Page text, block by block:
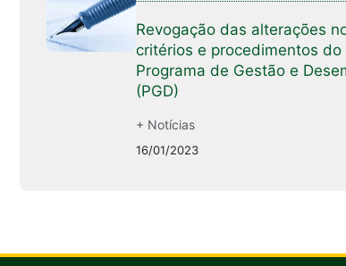
Revogação das alterações
critérios e procedimentos do
Programa de Gestão e
(PGD)
+ Notícias
16/01/2023